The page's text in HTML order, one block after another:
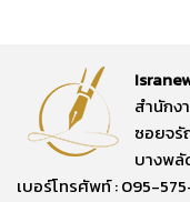
สำนักง
ซอยจรั
บางพลั
เบอร์โทรศัพท์ : 095-